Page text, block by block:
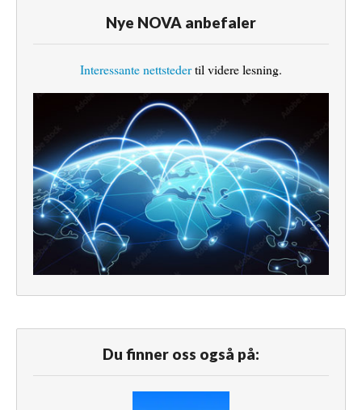
Nye NOVA anbefaler
Interessante nettstedertil videre lesning.
Du finner oss også på: